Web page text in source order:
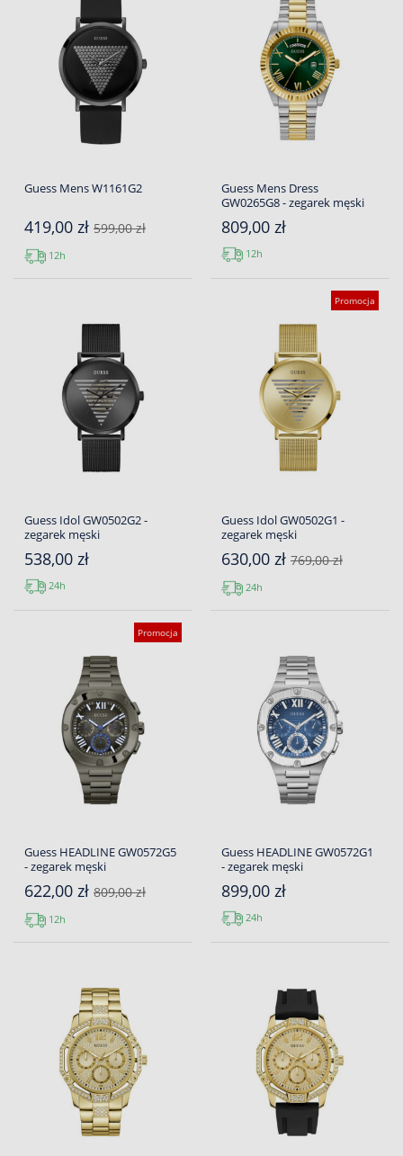
Guess Mens W1161G2
419,00 zł 599,00 zł
12h
Guess Mens Dress
GW0265G8 - zegarek męski
809,00 zł
12h
Guess Idol GW0502G2 -
zegarek męski
538,00 zł
24h
Promocja
Guess Idol GW0502G1 -
zegarek męski
630,00 zł 769,00 zł
24h
Promocja
Guess HEADLINE GW0572G5
- zegarek męski
622,00 zł 809,00 zł
12h
Guess HEADLINE GW0572G1
- zegarek męski
899,00 zł
24h